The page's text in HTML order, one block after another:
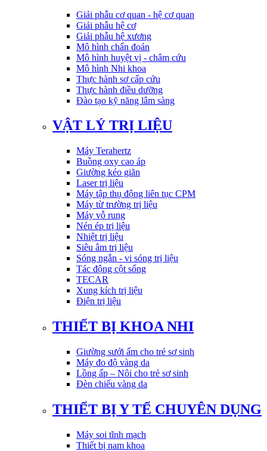
Giải phẫu cơ quan - hệ cơ quan
Giải phẫu hệ cơ
Giải phẫu hệ xương
Mô hình chẩn đoán
Mô hình huyệt vị - châm cứu
Mô hình Nhi khoa
Thực hành sơ cấp cứu
Thực hành điều dưỡng
Đào tạo kỹ năng lâm sàng
VẬT LÝ TRỊ LIỆU
Máy Terahertz
Buồng oxy cao áp
Giường kéo giãn
Laser trị liệu
Máy tập thụ động liên tục CPM
Máy từ trường trị liệu
Máy vỗ rung
Nén ép trị liệu
Nhiệt trị liệu
Siêu âm trị liệu
Sóng ngắn - vi sóng trị liệu
Tác động cột sống
TECAR
Xung kích trị liệu
Điện trị liệu
THIẾT BỊ KHOA NHI
Giường sưởi ấm cho trẻ sơ sinh
Máy đo độ vàng da
Lồng ấp – Nôi cho trẻ sơ sinh
Đèn chiếu vàng da
THIẾT BỊ Y TẾ CHUYÊN DỤNG
Máy soi tĩnh mạch
Thiết bị nam khoa